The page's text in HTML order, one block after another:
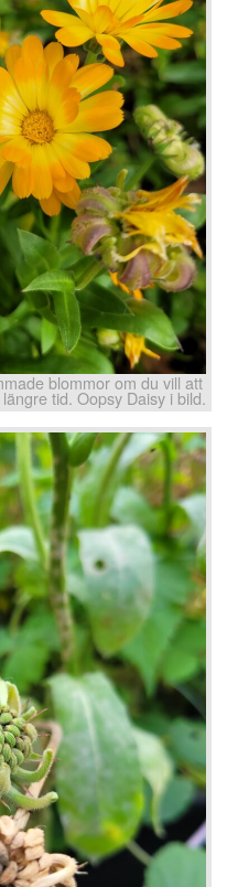
blommor om du vill att
tid. Oopsy Daisy i bild.